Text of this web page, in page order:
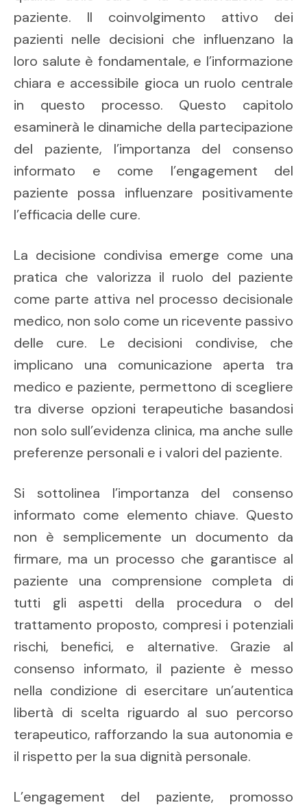
paziente. Il coinvolgimento attivo dei
pazienti nelle decisioni che influenzano la
loro salute è fondamentale, e l’informazione
chiara e accessibile gioca un ruolo centrale
in questo processo. Questo capitolo
esaminerà le dinamiche della partecipazione
del paziente, l’importanza del consenso
informato e come l’engagement del
paziente possa influenzare positivamente
l’efficacia delle cure.
La decisione condivisa emerge come una
pratica che valorizza il ruolo del paziente
come parte attiva nel processo decisionale
medico, non solo come un ricevente passivo
delle cure. Le decisioni condivise, che
implicano una comunicazione aperta tra
medico e paziente, permettono di scegliere
tra diverse opzioni terapeutiche basandosi
non solo sull’evidenza clinica, ma anche sulle
preferenze personali e i valori del paziente.
Si sottolinea l’importanza del consenso
informato come elemento chiave. Questo
non è semplicemente un documento da
firmare, ma un processo che garantisce al
paziente una comprensione completa di
tutti gli aspetti della procedura o del
trattamento proposto, compresi i potenziali
rischi, benefici, e alternative. Grazie al
consenso informato, il paziente è messo
nella condizione di esercitare un’autentica
libertà di scelta riguardo al suo percorso
terapeutico, rafforzando la sua autonomia e
il rispetto per la sua dignità personale.
L’engagement del paziente, promosso